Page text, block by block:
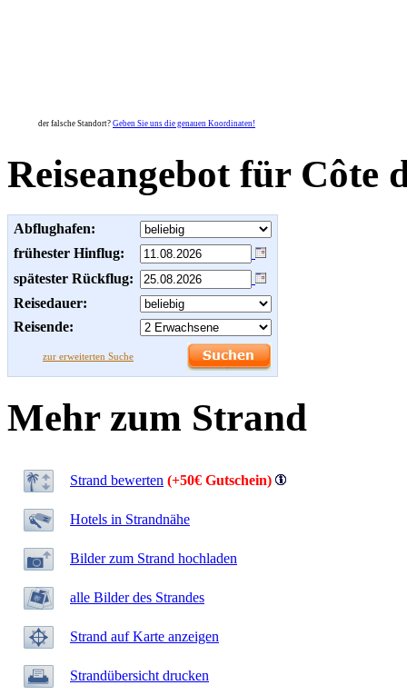
der falsche Standort? Geben Sie uns die genauen Koordinaten!
Reiseangebot für Côte
Abflughafen:
frühester Hinflug:
spätester Rückflug:
Reisedauer:
Reisende:
zur erweiterten Suche
Mehr zum Strand
Strand bewerten (+50€ Gutschein)
Hotels in Strandnähe
Bilder zum Strand hochladen
alle Bilder des Strandes
Strand auf Karte anzeigen
Strandübersicht drucken